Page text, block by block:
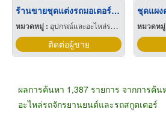
ร้านขายชุดแต่งรถมอเตอร์ไซค์
หมวดหมู่ : อุปกรณ์และอะไหล่รถจักรยานยนต์และรถสกูตเตอร์
ติดต่อผู้ขาย
หมวดห
ผลการค้นหา 1,387 รายการ จากการค้
อะไหล่รถจักรยานยนต์และรถสกูตเตอร์